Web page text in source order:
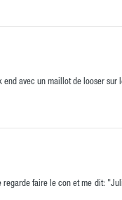
avec un maillot de looser sur
faire le con et me dit: